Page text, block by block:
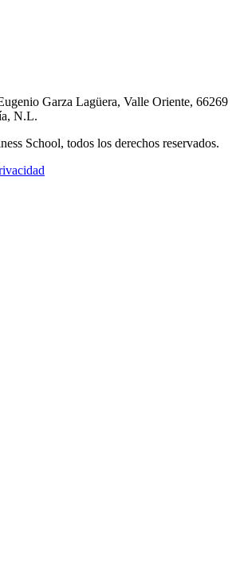
Garza Lagüera, Valle Oriente, 66269
N.L.
School, todos los derechos reservados.